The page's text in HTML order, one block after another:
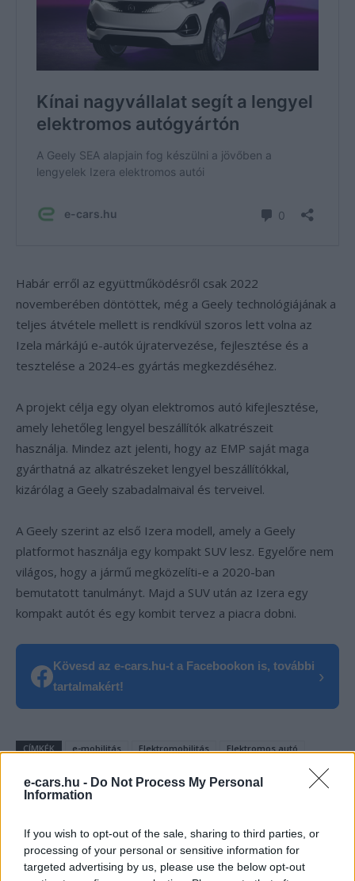
e-cars.hu - Do Not Process My Personal
Information
If you wish to opt-out of the sale, sharing to third parties, or
processing of your personal or sensitive information for
targeted advertising by us, please use the below opt-out
Habár erről az együttműködésről csak 2022
novemberében döntöttek, még a Geely technológiájának a
teljes átvétele mellett is rendkívül szoros lett volna az
Izela márkájú e-autók újratervezése, fejlesztése és a
tesztelése a 2024-es gyártás megkezdéséhez.
A projekt célja egy olyan elektromos autó kifejlesztése,
amely lehetőleg lengyel beszállítók alkatrészeit
használja. Mindez azt jelenti, hogy az EMP saját maga
gyárthatná az alkatrészeket lengyel beszállítókkal,
kizárólag a Geely szabadalmaival és terveivel.
A Geely szerint az első Izera modell, amely a Geely
platformot használja egy kompakt SUV lesz. Egyelőre nem
világos, hogy a jármű megközelíti-e a 2020-ban
bemutatott tanulmányt. Majd a SUV után az Izera egy
kompakt autót és egy kombit tervez a piacra dobni.
Kövesd az e-cars.hu-t a Facebookon is, további
tartalmakért!
›
CÍMKÉK e-mobilitás Elektromobilitás
Elektromos autó